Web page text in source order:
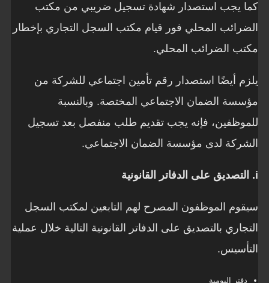
كما يجب استصدار شهادة تسجيل ضريبي من مكتب
الضرائب المحلي فور قيام مكتب السجل التجاري بإخطار
مكتب الضرائب المحلي.
يلزم أيضًا استصدار رقم تأمين اجتماعي للشركة من
مؤسسة الضمان الاجتماعي المختصة. وبالنسبة
للموظفين، فإنه يجب تقديم طلب منفصل بعد تسجيل
الشركة لدى مؤسسة الضمان الاجتماعي.
i. التصديق على الدفاتر القانونية
سيقوم الموظفون المصرح لهم التابعين لمكتب السجل
التجاري بالتصديق على الدفاتر القانونية التالية خلال عملية
التأسيس.
دفتر اليومية